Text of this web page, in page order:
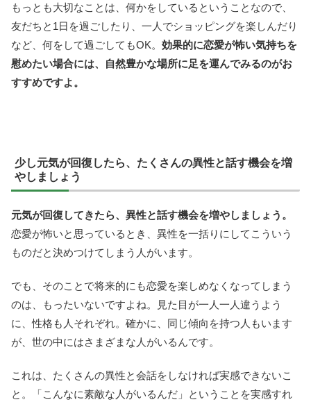
もっとも大切なことは、何かをしているということなので、
友だちと1日を過ごしたり、一人でショッピングを楽しんだり
など、何をして過ごしてもOK。 効果的に恋愛が怖い気持ちを
慰めたい場合には、自然豊かな場所に足を運んでみるのがお
すすめですよ。
少し元気が回復したら、たくさんの異性と話す機会を増
やしましょう
元気が回復してきたら、異性と話す機会を増やしましょう。
恋愛が怖いと思っているとき、異性を一括りにしてこういう
ものだと決めつけてしまう人がいます。
でも、そのことで将来的にも恋愛を楽しめなくなってしまう
のは、もったいないですよね。見た目が一人一人違うよう
に、性格も人それぞれ。確かに、同じ傾向を持つ人もいます
が、世の中にはさまざまな人がいるんです。
これは、たくさんの異性と会話をしなければ実感できないこ
と。「こんなに素敵な人がいるんだ」ということを実感すれ